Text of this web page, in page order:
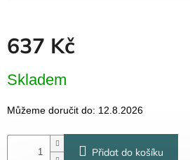
Pro
firmy
Halloween
Valentýn
Přihlášení
637 Kč
cena:
Skladem
Můžeme doručit do: 12.8.2026
Přidat do košíku